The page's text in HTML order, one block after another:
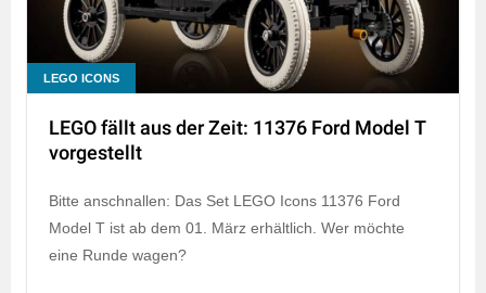
LEGO ICONS
LEGO fällt aus der Zeit: 11376 Ford Model T
vorgestellt
Bitte anschnallen: Das Set LEGO Icons 11376 Ford
Model T ist ab dem 01. März erhältlich. Wer möchte
eine Runde wagen?